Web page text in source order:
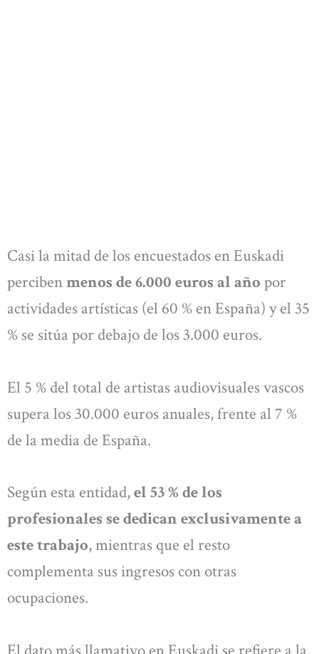
Casi la mitad de los encuestados en Euskadi
percibenmenos de 6.000 euros al año por
actividades artísticas (el 60 % en España) y el 35
% se sitúa por debajo de los 3.000 euros.
El 5 % del total de artistas audiovisuales vascos
supera los 30.000 euros anuales, frente al 7 %
de la media de España.
Según esta entidad,el 53 % de los
profesionales se dedican exclusivamente a
este trabajo, mientras que el resto
complementa sus ingresos con otras
ocupaciones.